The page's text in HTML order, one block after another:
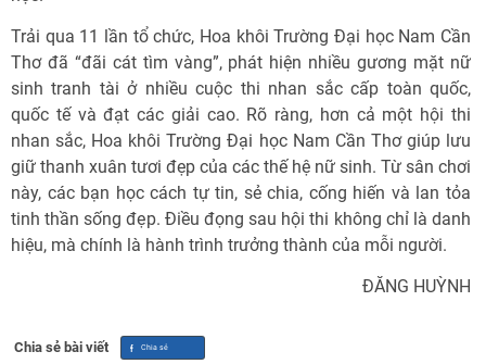
Trải qua 11 lần tổ chức, Hoa khôi Trường Đại học Nam Cần
Thơ đã “đãi cát tìm vàng”, phát hiện nhiều gương mặt nữ
sinh tranh tài ở nhiều cuộc thi nhan sắc cấp toàn quốc,
quốc tế và đạt các giải cao. Rõ ràng, hơn cả một hội thi
nhan sắc, Hoa khôi Trường Đại học Nam Cần Thơ giúp lưu
giữ thanh xuân tươi đẹp của các thế hệ nữ sinh. Từ sân chơi
này, các bạn học cách tự tin, sẻ chia, cống hiến và lan tỏa
tinh thần sống đẹp. Điều đọng sau hội thi không chỉ là danh
hiệu, mà chính là hành trình trưởng thành của mỗi người.
ĐĂNG HUỲNH
Chia sẻ bài viết